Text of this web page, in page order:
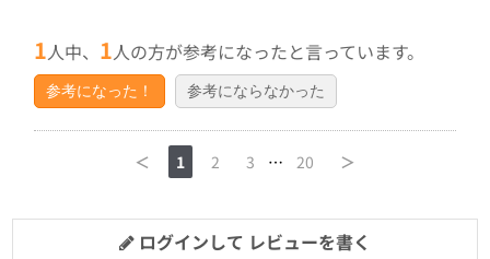
1人中、 1人の方が参考になったと言っています。
参考になった！ 参考にならなかった
＜ 1 2 3 … 20 ＞
ログインして レビューを書く